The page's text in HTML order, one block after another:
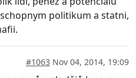
politikum a statni,
#1063 Nov 04, 2014, 19:09